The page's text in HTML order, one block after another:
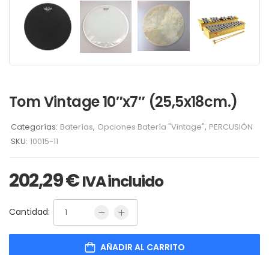
Tom Vintage 10″x7″ (25,5x18cm.)
Categorías: Baterías, Opciones Batería "Vintage", PERCUSIÓN
SKU: 10015-11
202,29€ IVA incluido
Cantidad:
AÑADIR AL CARRITO